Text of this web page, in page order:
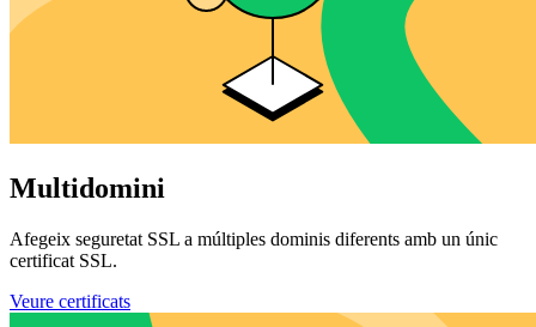
Multidomini
Afegeix seguretat SSL a múltiples dominis diferents amb un únic
certificat SSL.
Veure certificats